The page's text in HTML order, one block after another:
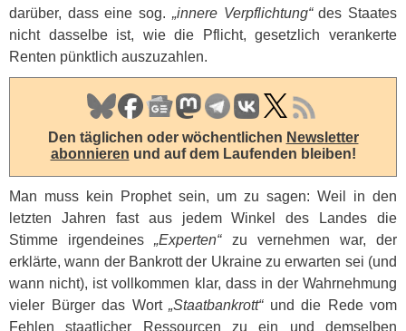
darüber, dass eine sog. „innere Verpflichtung“des Staates
nicht dasselbe ist, wie die Pflicht, gesetzlich verankerte
Renten pünktlich auszuzahlen.
Den täglichen oder wöchentlichen Newsletter
abonnieren und auf dem Laufenden bleiben!
Man muss kein Prophet sein, um zu sagen: Weil in den
letzten Jahren fast aus jedem Winkel des Landes die
Stimme irgendeines„Experten“zu vernehmen war, der
erklärte, wann der Bankrott der Ukraine zu erwarten sei (und
wann nicht), ist vollkommen klar, dass in der Wahrnehmung
vieler Bürger das Wort „Staatbankrott“und die Rede vom
Fehlen staatlicher Ressourcen zu ein und demselben